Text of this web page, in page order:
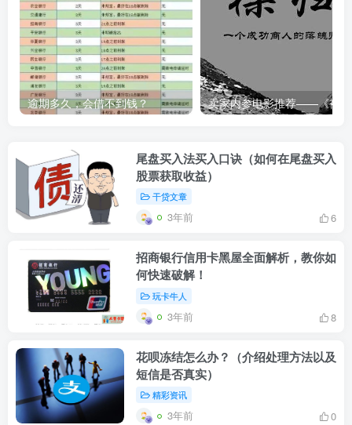
逾期多久，会借不到钱？
尾盘买入法买入口诀（如何在尾盘买入
股票获取收益）
干贷文章
3年前 6
招商银行信用卡黑屋全面解析，教你如
何快速破解！
玩卡牛人
3年前 8
花呗冻结怎么办？（介绍处理方法以及
短信是否真实）
精彩资讯
3年前 0